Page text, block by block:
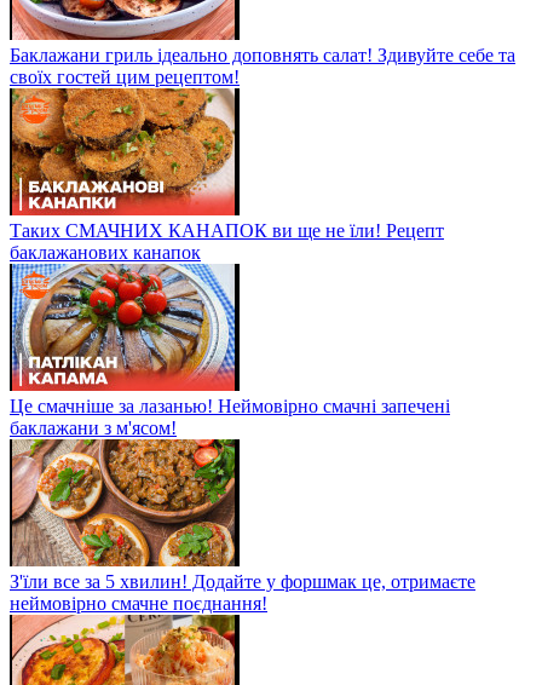
Баклажани гриль ідеально доповнять салат! Здивуйте себе та
своїх гостей цим рецептом!
Таких СМАЧНИХ КАНАПОК ви ще не їли! Рецепт
баклажанових канапок
Це смачніше за лазанью! Неймовірно смачні запечені
баклажани з м'ясом!
З'їли все за 5 хвилин! Додайте у форшмак це, отримаєте
неймовірно смачне поєднання!